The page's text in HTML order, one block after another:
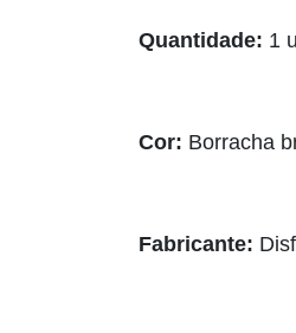
Quantidade: 1
Cor: Borracha
Fabricante: